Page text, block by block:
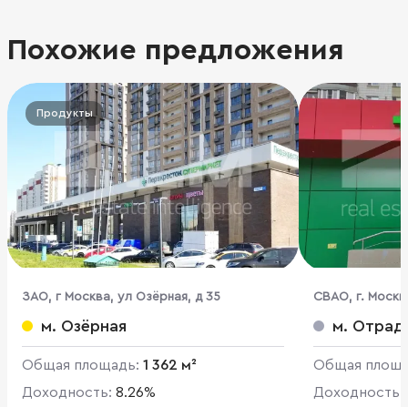
Похожие предложения
Продукты
ЗАО, г Москва, ул Озёрная, д 35
м. Озёрная
Общая площадь: 1 362 м²
Доходность: 8.26%
CВАО, г.
м.
Общая
Доходность: